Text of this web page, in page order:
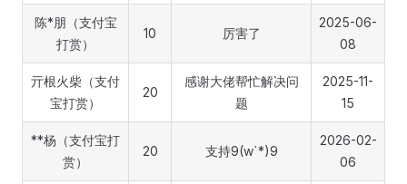
陈*朋（支付宝
打赏）
10 厉害了
2025-06-
08
亓根火柴（支付
宝打赏）
20
感谢大佬帮忙解决问
题
2025-11-
15
**杨（支付宝打
赏）
20 支持9(w`*)9
2026-02-
06